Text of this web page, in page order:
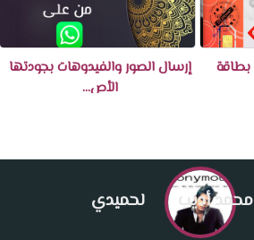
إرسال الصور والفيدوهات بجودتها
الأص...
تعرف على شريحة ESIM بطاقة
محمد أديب لحميدي